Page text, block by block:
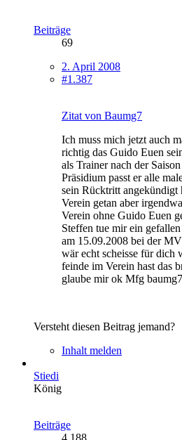
Beiträge
69
2. April 2008
#1.387
Zitat von Baumg7
Ich muss mich jetzt auch
richtig das Guido Euen
als Trainer nach der
Präsidium passt er alle
sein Rücktritt angekündigt
Verein getan aber
Verein ohne Guido Euen
Steffen tue mir ein
am 15.09.2008 bei der
wär echt scheisse für dich
feinde im Verein hast das
glaube mir ok Mfg baumg7
Versteht diesen Beitrag jemand?
Inhalt melden
Stiedi
König
Beiträge
4.188